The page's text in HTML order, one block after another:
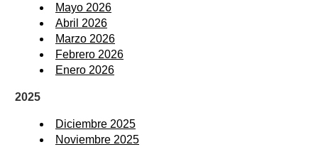
Mayo 2026
Abril 2026
Marzo 2026
Febrero 2026
Enero 2026
2025
Diciembre 2025
Noviembre 2025